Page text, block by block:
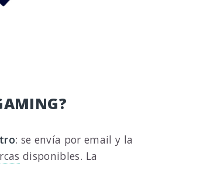
: se envía por email y la
disponibles. La